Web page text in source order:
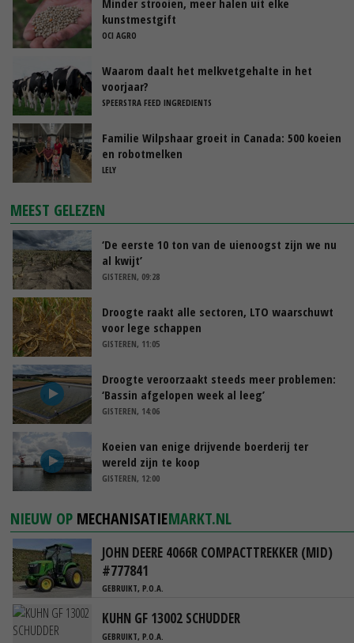
kunstmestgift
OCI AGRO
Waarom daalt het melkvetgehalte in het
voorjaar?
SPEERSTRA FEED INGREDIENTS
Familie Wilpshaar groeit in Canada: 500 koeien
en robotmelken
LELY
MEEST GELEZEN
‘De eerste 10 ton van de uienoogst zijn we nu
al kwijt’
GISTEREN, 09:28
Droogte raakt alle sectoren, LTO waarschuwt
voor lege schappen
GISTEREN, 11:05
Droogte veroorzaakt steeds meer problemen:
‘Bassin afgelopen week al leeg’
GISTEREN, 14:06
Koeien van enige drijvende boerderij ter
wereld zijn te koop
GISTEREN, 12:00
NIEUW OP MECHANISATIEMARKT.NL
JOHN DEERE 4066R COMPACTTREKKER (MID)
#777841
GEBRUIKT, P.O.A.
KUHN GF 13002 SCHUDDER
GEBRUIKT, P.O.A.